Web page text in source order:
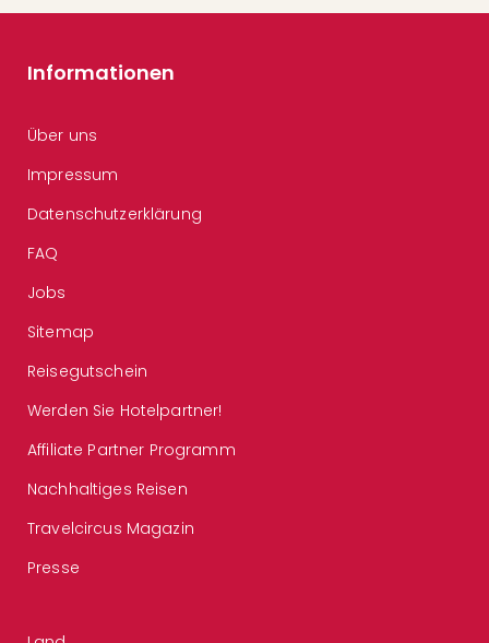
Informationen
Über uns
Impressum
Datenschutzerklärung
FAQ
Jobs
Sitemap
Reisegutschein
Werden Sie Hotelpartner!
Affiliate Partner Programm
Nachhaltiges Reisen
Travelcircus Magazin
Presse